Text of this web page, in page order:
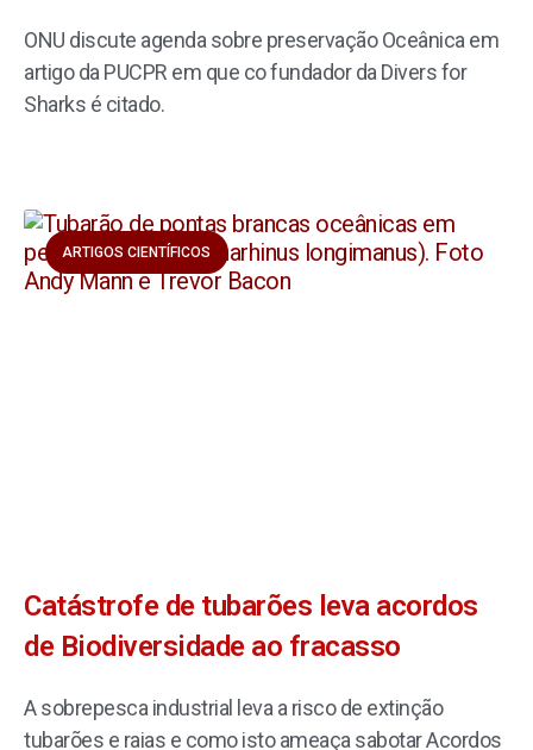
ONU discute agenda sobre preservação Oceânica em
artigo da PUCPR em que co fundador da Divers for
Sharks é citado.
ARTIGOS CIENTÍFICOS
Catástrofe de tubarões leva acordos
de Biodiversidade ao fracasso
A sobrepesca industrial leva a risco de extinção
tubarões e raias e como isto ameaça sabotar Acordos